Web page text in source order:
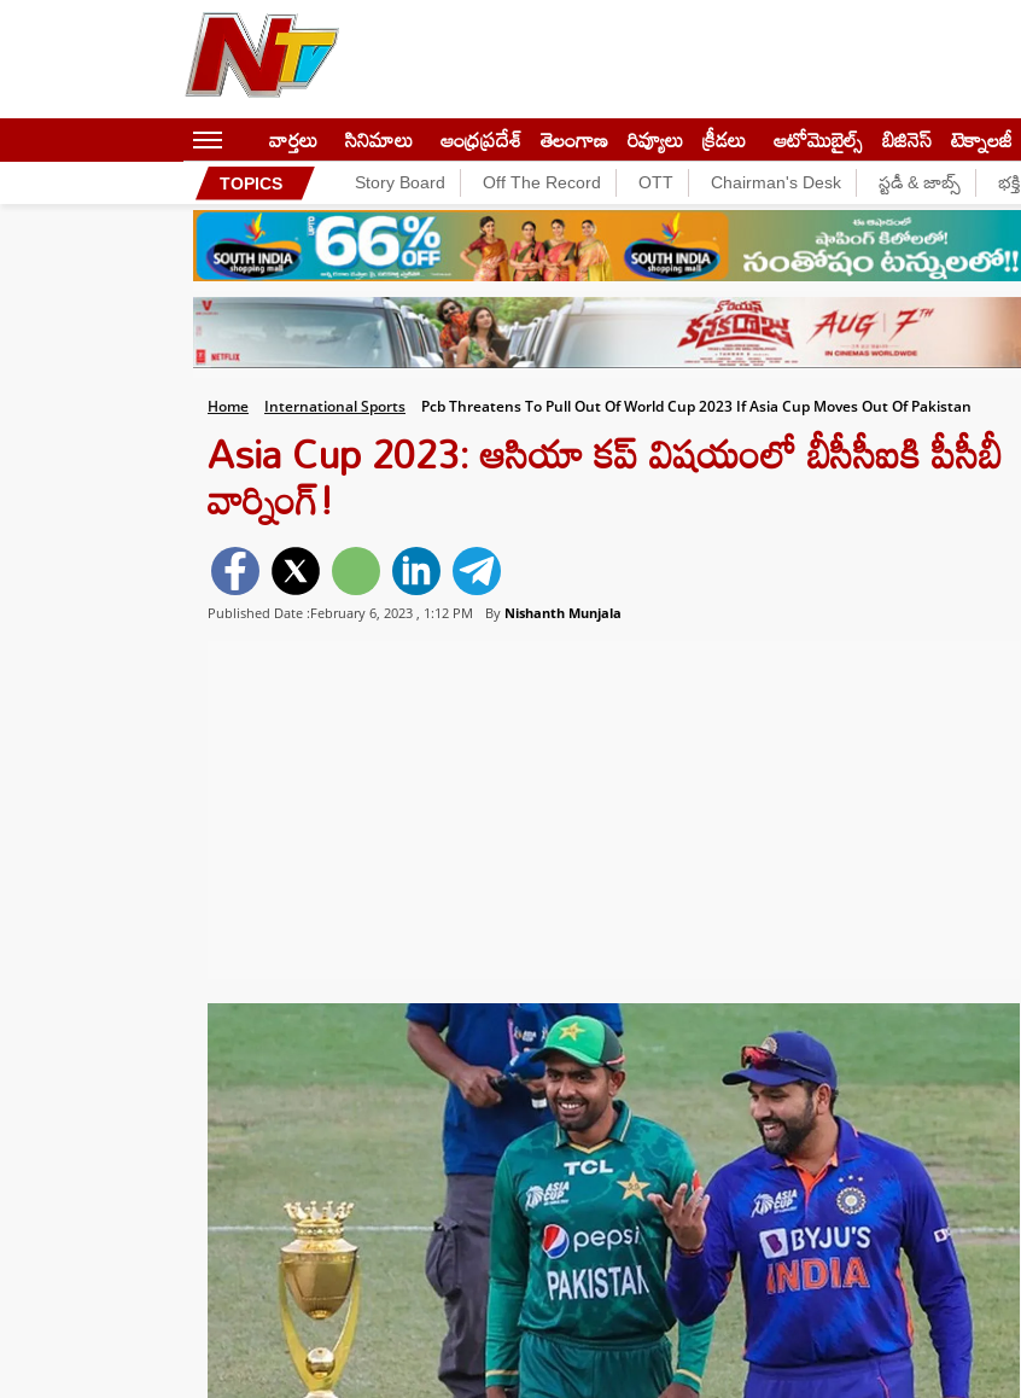
వార్తలు సినిమాలు ఆంధ్రప్రదేశ్ తెలంగాణ రివ్యూలు క్రీడలు ఆటోమొబైల్స్ బిజినెస్‌ టెక్నాలజీ
TOPICS Story Board Off The Record OTT Chairman's Desk స్టడీ & జాబ్స్ భక్తి
Home International Sports Pcb Threatens To Pull Out Of World Cup 2023 If Asia Cup Moves Out Of Pakistan
Asia Cup 2023: ఆసియా కప్‌ విషయంలో బీసీసీఐకి పీసీబీ
వార్నింగ్!
Published Date :February 6, 2023 , 1:12 PM By Nishanth Munjala